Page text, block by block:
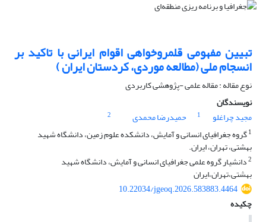
تبیین مفهومی قلمروخواهی اقوام ایرانی با تاکید بر
انسجام ملی (مطالعه موردی، کردستان ایران )
نوع مقاله : مقاله علمی -پژوهشی کاربردی
نویسندگان
مجید چراغلو
1 حمیدرضا محمدی
2
1گروه جغرافیای انسانی و آمایش، دانشکده علوم زمین، دانشگاه شهید
بهشتی، تهران، ایران.
2دانشیار گروه علمی جغرافیای انسانی و آمایش، دانشگاه شهید
بهشتی،تهران،ایران
10.22034/jgeoq.2026.583883.4464
چکیده